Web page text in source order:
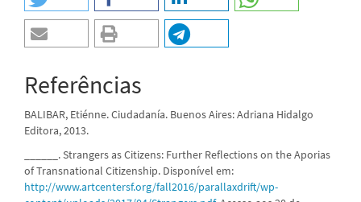
Referências
BALIBAR, Etiénne. Ciudadanía. Buenos Aires: Adriana Hidalgo
Editora, 2013.
______. Strangers as Citizens: Further Reflections on the Aporias
of Transnational Citizenship. Disponível em:
http://www.artcentersf.org/fall2016/parallaxdrift/wp-